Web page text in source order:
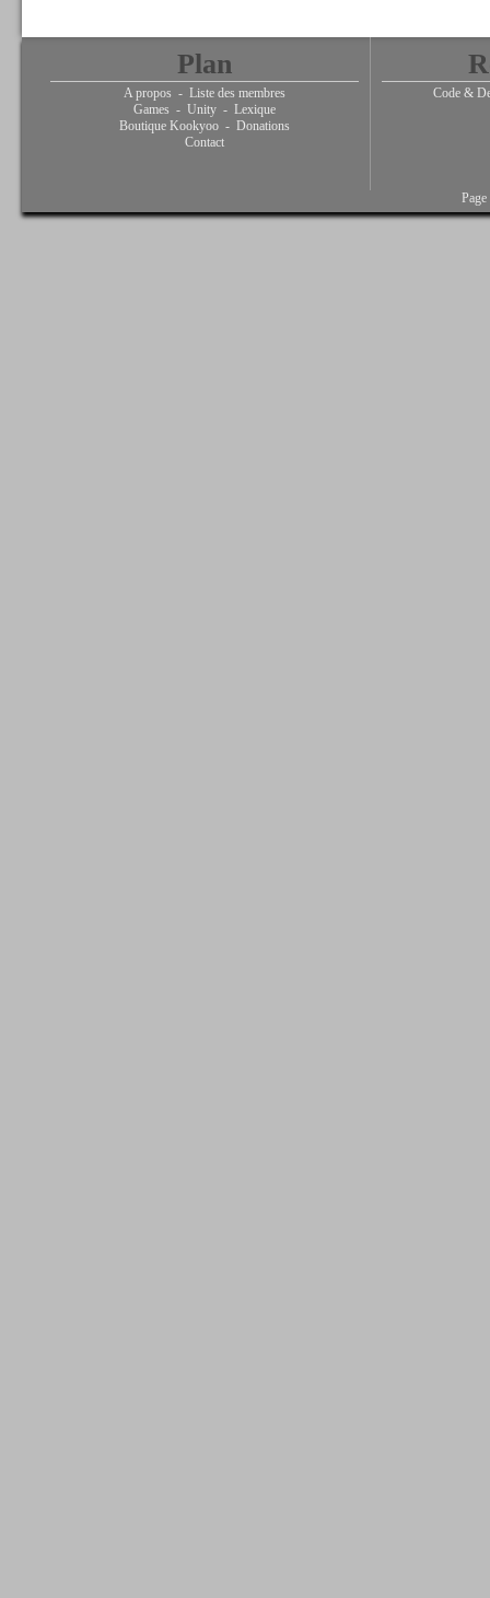
Plan
A propos - Liste des membres
Games - Unity - Lexique
Boutique Kookyoo - Donations
Contact
Code &